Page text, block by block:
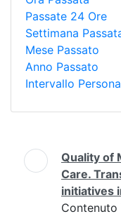
Passate 24 Ore
Settimana
Mese Passato
Anno Passato
Intervallo
Ricerca
Quality of
Care.
initiatives
Contenuto